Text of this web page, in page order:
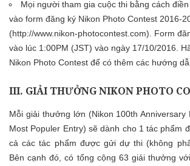
Mọi người tham gia cuộc thi bằng cách
vào form đăng ký Nikon Photo Contest 2016-
(http://www.nikon-photocontest.com). Form
vào lúc 1:00PM (JST) vào ngày 17/10/2016.
Nikon Photo Contest để có thêm các hướng
III. GIẢI THƯỞNG NIKON PHOTO
Mỗi giải thưởng lớn (Nikon 100th Anniversary
Most Populer Entry) sẽ dành cho 1 tác phẩm
cả các tác phẩm được gửi dự thi (không
Bên cạnh đó, có tổng cộng 63 giải thưởng